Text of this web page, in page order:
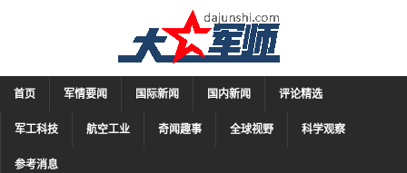
首页 军情要闻 国际新闻 国内新闻 评论精选
军工科技 航空工业 奇闻趣事 全球视野 科学观察
参考消息